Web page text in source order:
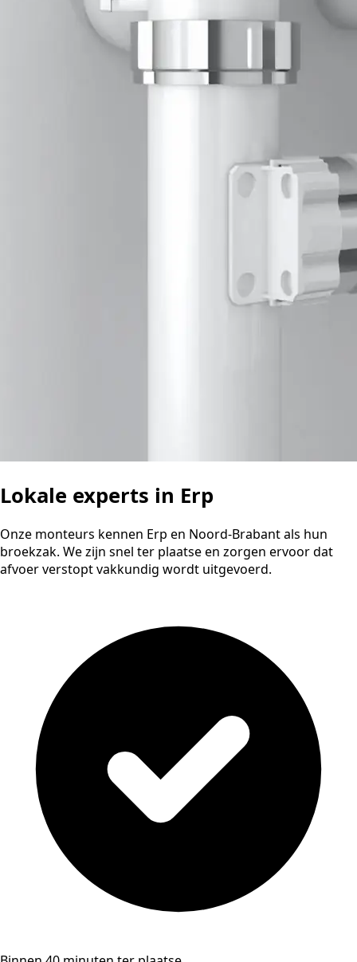
Lokale experts in Erp
Onze monteurs kennen Erp en Noord-Brabant als hun
broekzak. We zijn snel ter plaatse en zorgen ervoor dat
afvoer verstopt vakkundig wordt uitgevoerd.